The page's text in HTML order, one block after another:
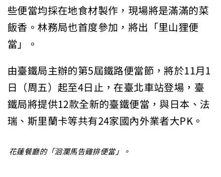
些便當均採在地食材製作，現場將是滿滿的菜
飯香。林務局也首度參加，將出「里山狸便
當」。
由臺鐵局主辦的第5屆鐵路便當節，將於11月1
日（周五）起至4日止，在臺北車站登場，臺
鐵局將提供12款全新的臺鐵便當，與日本、法
瑞、斯里蘭卡等共有24家國內外業者大PK。
花蓮餐廳的「洄瀾馬告雞排便當」。